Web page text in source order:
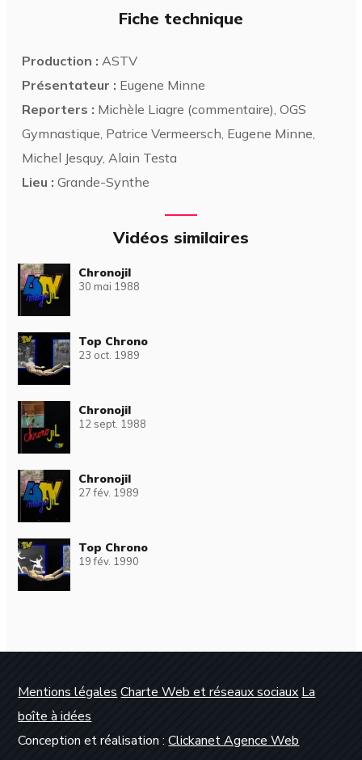
Fiche technique
Production : ASTV
Présentateur : Eugene Minne
Reporters : Michèle Liagre (commentaire), OGS
Gymnastique, Patrice Vermeersch, Eugene Minne,
Michel Jesquy, Alain Testa
Lieu : Grande-Synthe
Vidéos similaires
Chronojil
30 mai 1988
Top Chrono
23 oct. 1989
Chronojil
12 sept. 1988
Chronojil
27 fév. 1989
Top Chrono
19 fév. 1990
Mentions légales Charte Web et réseaux sociaux La
boîte à idées
Conception et réalisation :Clickanet Agence Web